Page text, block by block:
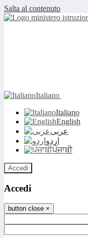
Salta al contenuto
Italiano
Italiano
English
عربى
اردو
ਪੰਜਾਬੀ
Accedi
Accedi
button close ×